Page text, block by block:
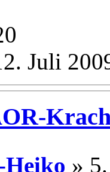
Juli
»